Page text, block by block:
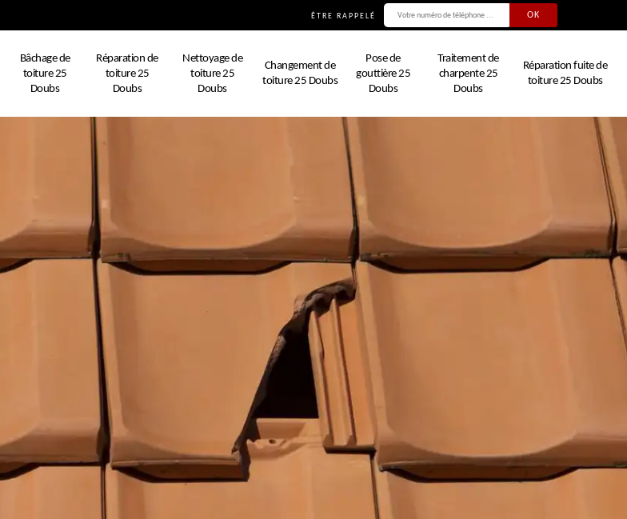
ÊTRE RAPPELÉ
Bâchage de
toiture 25
Doubs
Réparation de
toiture 25
Doubs
Nettoyage de
toiture 25
Doubs
Changement de
toiture 25 Doubs
Pose de
gouttière 25
Doubs
Traitement de
charpente 25
Doubs
Réparation fuite de
toiture 25 Doubs